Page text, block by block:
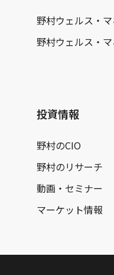
野村ウェルス・
野村ウェルス・
投資情報
野村のCIO
野村のリサーチ
動画・セミナー
マーケット情報